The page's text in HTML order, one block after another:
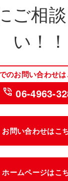
ご相
い！！
のお問い合わせ
phone_in_talk 06-4963-
お問い合わせはこ
ホームページはこ